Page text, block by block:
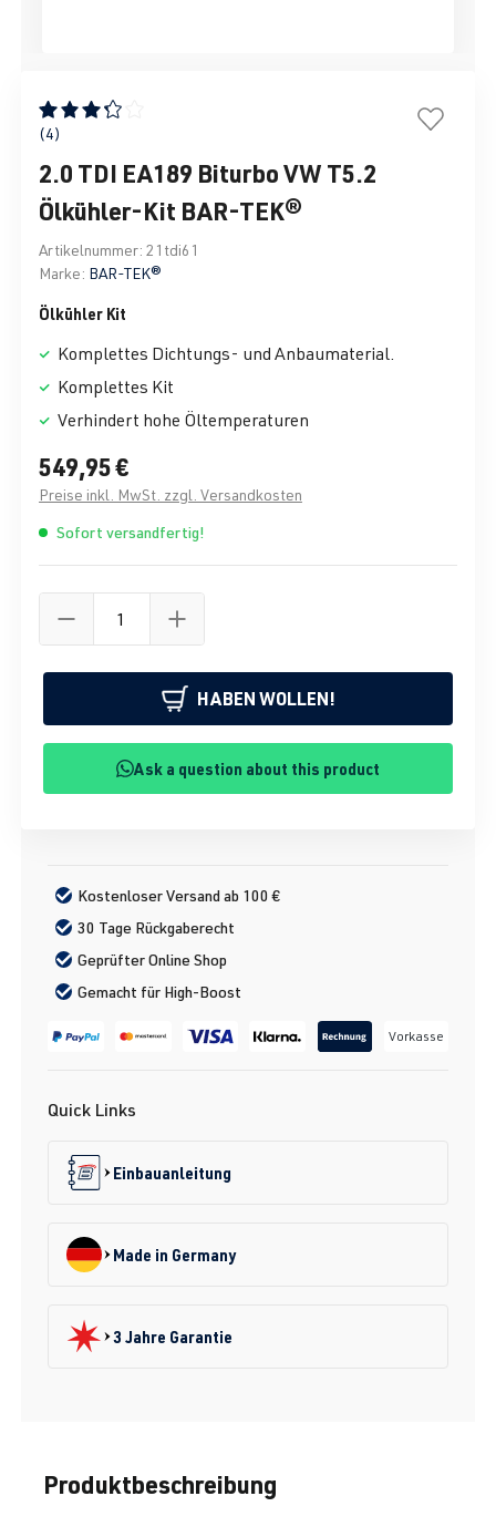
Durchschnittliche Bewertung von 3.25 von 5 Sternen
(4)
2.0 TDI EA189 Biturbo VW T5.2
Ölkühler-Kit BAR-TEK®
Artikelnummer: 21tdi61
Marke: BAR-TEK®
Ölkühler Kit
Komplettes Dichtungs- und Anbaumaterial.
Komplettes Kit
Verhindert hohe Öltemperaturen
549,95 €
Preise inkl. MwSt. zzgl. Versandkosten
Sofort versandfertig!
HABEN WOLLEN!
Ask a question about this product
Kostenloser Versand ab 100 €
30 Tage Rückgaberecht
Geprüfter Online Shop
Gemacht für High-Boost
Vorkasse
Quick Links
Einbauanleitung
Made in Germany
3 Jahre Garantie
Produktbeschreibung